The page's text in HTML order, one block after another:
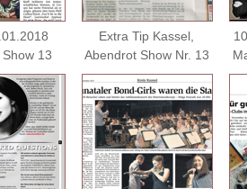
13
Extra Tip Kassel,
Abendrot Show Nr. 13